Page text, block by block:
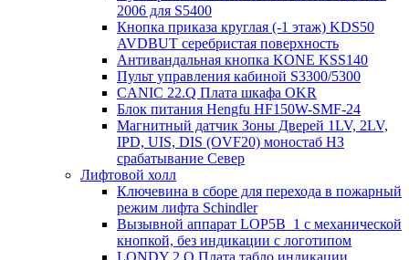
2006 для S5400
Кнопка приказа круглая (-1 этаж) KDS50
AVDBUT серебристая поверхность
Антивандальная кнопка KONE KSS140
Пульт управления кабиной S3300/5300
CANIC 22.Q Плата шкафа OKR
Блок питания Hengfu HF150W-SMF-24
Магнитный датчик Зоны Дверей 1LV, 2LV,
IPD, UIS, DIS (OVF20) моностаб НЗ
срабатывание Cевер
Лифтовой холл
Ключевина в сборе для перехода в пожарный
режим лифта Schindler
Вызывной аппарат LOP5B_1 с механической
кнопкой, без индикации с логотипом
LONDY 2.Q Плата табло индикации